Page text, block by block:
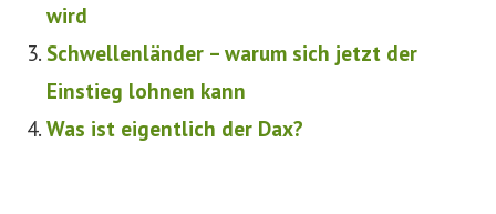
wird
Schwellenländer – warum sich jetzt der
Einstieg lohnen kann
Was ist eigentlich der Dax?